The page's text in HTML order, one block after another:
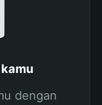
dengan